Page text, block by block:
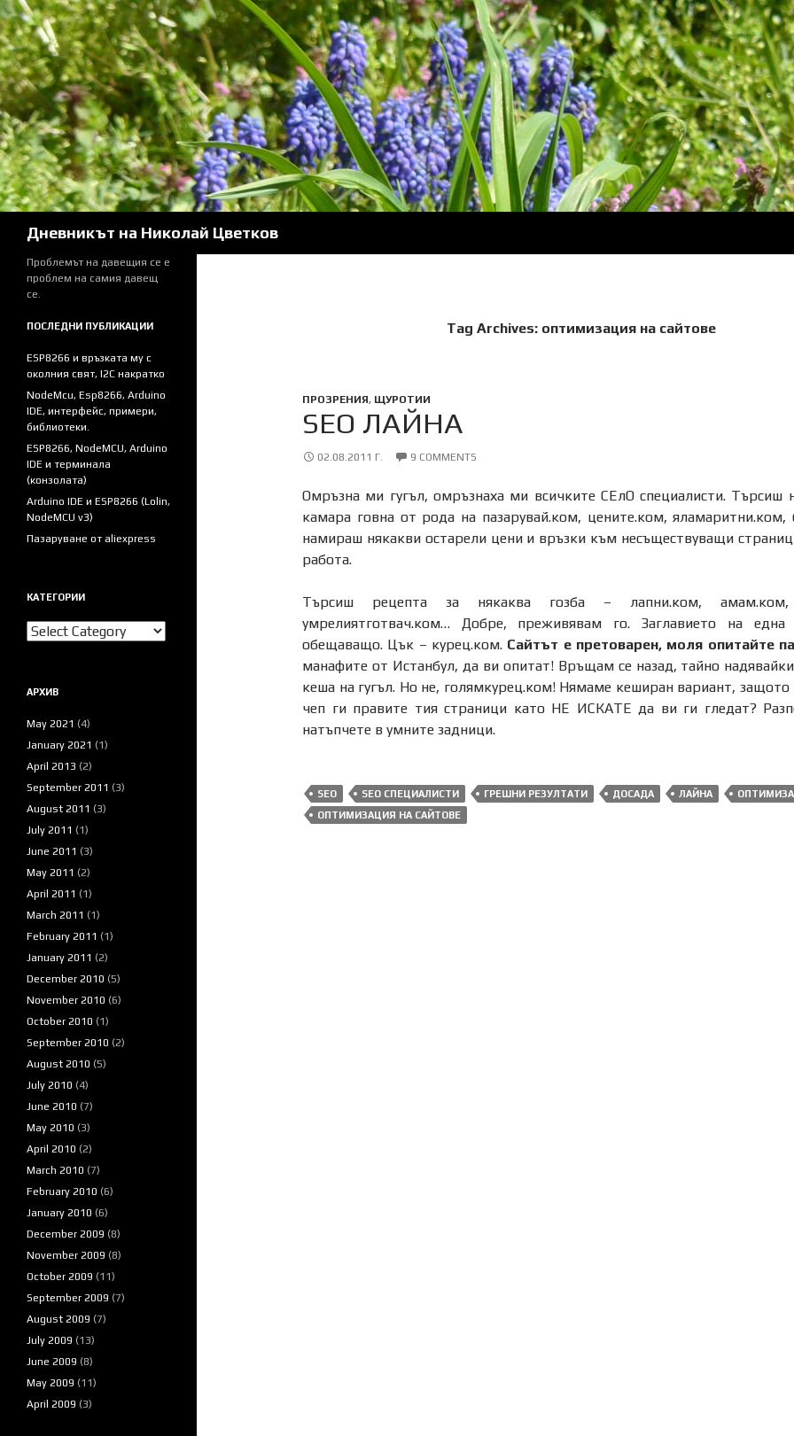
Skip
to
content
Дневникът на Николай Цветков
Tag Archives: оптимизация на сайтове
ПРОЗРЕНИЯ, ЩУРОТИИ
SEO ЛАЙНА
02.08.2011 Г. 9 COMMENTS
Омръзна ми гугъл, омръзнаха ми всичките СЕлО специалисти. Търсиш
камара говна от рода на пазарувай.ком, цените.ком,
намираш някакви остарели цени и връзки към несъществуващи
работа.
Търсиш рецепта за някаква гозба – лапни.ком, амам.ком,
умрелиятготвач.ком… Добре, преживявам го. Заглавието на
обещаващо. Цък – курец.ком. Сайтът е претоварен, моля опитайте
манафите от Истанбул, да ви опитат! Връщам се назад, тайно
кеша на гугъл. Но не, голямкурец.ком! Нямаме кеширан вариант, защото
чеп ги правите тия страници като НЕ ИСКАТЕ да ви ги гледат?
натъпчете в умните задници.
SEO SEO СПЕЦИАЛИСТИ ГРЕШНИ РЕЗУЛТАТИ ДОСАДА ЛАЙНА
ОПТИМИЗАЦИЯ НА САЙТОВЕ
Проблемът на давещия се е
проблем на самия давещ
се.
ПОСЛЕДНИ ПУБЛИКАЦИИ
ESP8266 и връзката му с
околния свят, I2C накратко
NodeMcu, Esp8266, Arduino
IDE, интерфейс, примери,
библиотеки.
ESP8266, NodeMCU, Arduino
IDE и терминала
(конзолата)
Arduino IDE и ESP8266 (Lolin,
NodeMCU v3)
Пазаруване от aliexpress
КАТЕГОРИИ
Категории
АРХИВ
May 2021 (4)
January 2021 (1)
April 2013 (2)
September 2011 (3)
August 2011 (3)
July 2011 (1)
June 2011 (3)
May 2011 (2)
April 2011 (1)
March 2011 (1)
February 2011 (1)
January 2011 (2)
December 2010 (5)
November 2010 (6)
October 2010 (1)
September 2010 (2)
August 2010 (5)
July 2010 (4)
June 2010 (7)
May 2010 (3)
April 2010 (2)
March 2010 (7)
February 2010 (6)
January 2010 (6)
December 2009 (8)
November 2009 (8)
October 2009 (11)
September 2009 (7)
August 2009 (7)
July 2009 (13)
June 2009 (8)
May 2009 (11)
April 2009 (3)